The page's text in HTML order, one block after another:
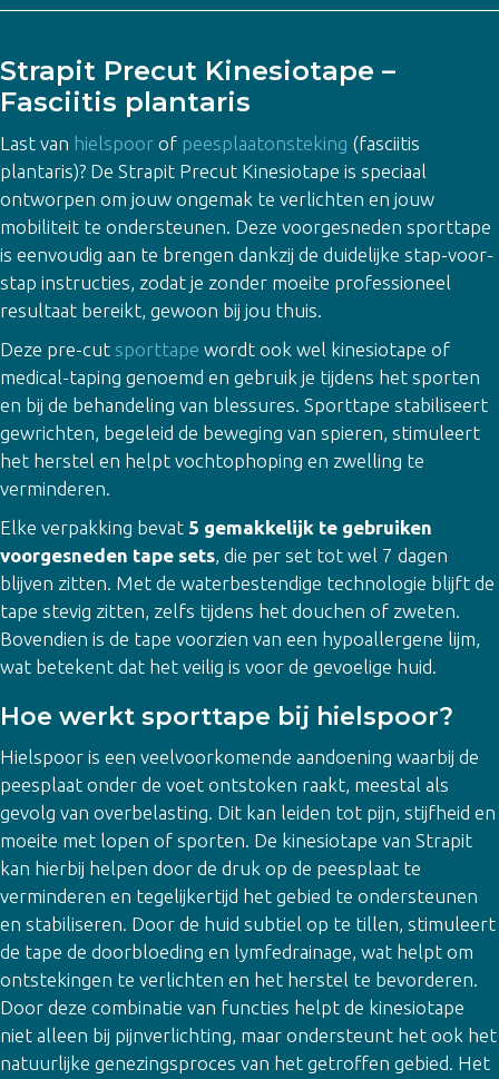
5
aantal
Strapit Precut Kinesiotape –
Fasciitis plantaris
Last van hielspoor of peesplaatonsteking (fasciitis
plantaris)? De Strapit Precut Kinesiotape is speciaal
ontworpen om jouw ongemak te verlichten en jouw
mobiliteit te ondersteunen. Deze voorgesneden sporttape
is eenvoudig aan te brengen dankzij de duidelijke stap-voor-
stap instructies, zodat je zonder moeite professioneel
resultaat bereikt, gewoon bij jou thuis.
Deze pre-cut sporttape wordt ook wel kinesiotape of
medical-taping genoemd en gebruik je tijdens het sporten
en bij de behandeling van blessures. Sporttape stabiliseert
gewrichten, begeleid de beweging van spieren, stimuleert
het herstel en helpt vochtophoping en zwelling te
verminderen.
Elke verpakking bevat 5 gemakkelijk te gebruiken
voorgesneden tape sets, die per set tot wel 7 dagen
blijven zitten. Met de waterbestendige technologie blijft de
tape stevig zitten, zelfs tijdens het douchen of zweten.
Bovendien is de tape voorzien van een hypoallergene lijm,
wat betekent dat het veilig is voor de gevoelige huid.
Hoe werkt sporttape bij hielspoor?
Hielspoor is een veelvoorkomende aandoening waarbij de
peesplaat onder de voet ontstoken raakt, meestal als
gevolg van overbelasting. Dit kan leiden tot pijn, stijfheid en
moeite met lopen of sporten. De kinesiotape van Strapit
kan hierbij helpen door de druk op de peesplaat te
verminderen en tegelijkertijd het gebied te ondersteunen
en stabiliseren. Door de huid subtiel op te tillen, stimuleert
de tape de doorbloeding en lymfedrainage, wat helpt om
ontstekingen te verlichten en het herstel te bevorderen.
Door deze combinatie van functies helpt de kinesiotape
niet alleen bij pijnverlichting, maar ondersteunt het ook het
natuurlijke genezingsproces van het getroffen gebied. Het